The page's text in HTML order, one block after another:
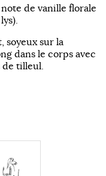
de vanille florale
soyeux sur la
dans le corps avec
tilleul.